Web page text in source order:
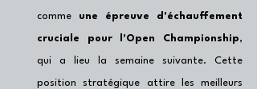
comme une épreuve d'échauffement
cruciale pour l'Open Championship,
qui a lieu la semaine suivante. Cette
position stratégique attire les meilleurs